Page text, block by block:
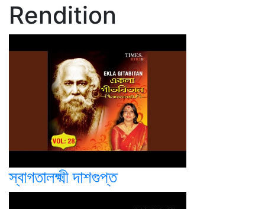
Rendition
স্বাগতালক্ষ্মী দাশগুপ্ত